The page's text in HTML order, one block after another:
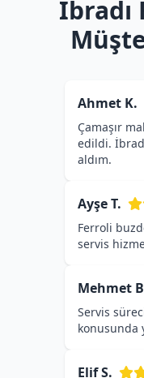
İbradı
Ahmet K.
Çamaşır
edildi.
aldım.
Ayşe T.
Ferroli
servis
Mehmet
Servis
konusunda
Elif S.